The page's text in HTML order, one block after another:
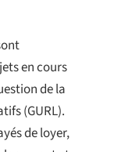
en cours
de la
(GURL).
de loyer,